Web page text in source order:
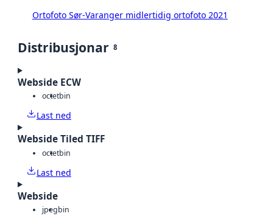
Ortofoto Sør-Varanger midlertidig ortofoto 2021
Distribusjonar 8
Webside ECW
octetbin
Last ned
Webside Tiled TIFF
octetbin
Last ned
Webside
jpegbin